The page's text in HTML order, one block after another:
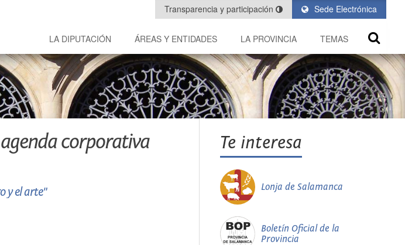
Sede Electrónica
Transparencia y participación
LA DIPUTACIÓN ÁREAS Y ENTIDADES LA PROVINCIA TEMAS
corporativa
y el arte"
Te interesa
Lonja de Salamanca
Boletín Oficial de la
Provincia